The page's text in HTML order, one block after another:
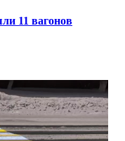
11 вагонов